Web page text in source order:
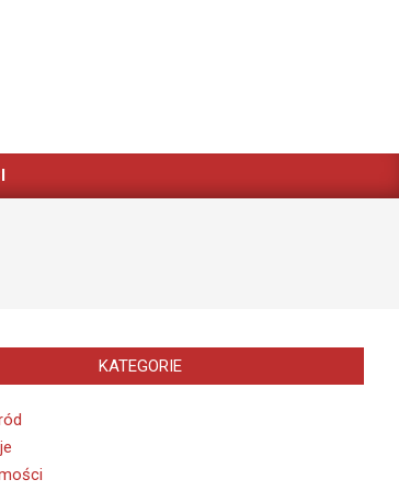
KATEGORIE